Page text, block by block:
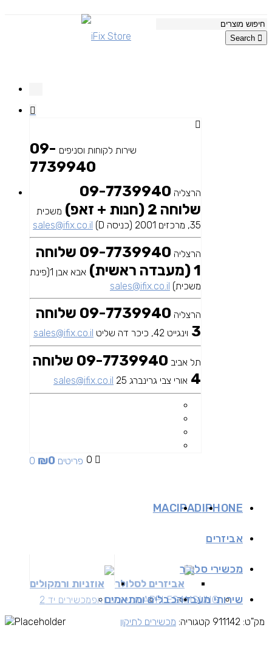
Search
שירות לקוחות וסניפים 09-
7739940
הרצליה 09-7739940
שלוחה 2 (חנות + זאפ)
משכית
35, מרכזים 2001 (כניסה D)
sales@ifix.co.il
הרצליה
09-7739940 שלוחה
1 (מעבדה ראשית)
אבא אבן 1(פינת
משכית) sales@ifix.co.il
הרצליה
09-7739940 שלוחה
3 וינגייט 42, כיכר דה שליט sales@ifix.co.il
תל אביב
09-7739940 שלוחה
4 אורי צבי גרינברג 25 sales@ifix.co.il
0 0 פריטים ₪0
IPHONE
IPAD
MAC
אביזרים
אביזרים לסלולר אוזניות ורמקולים
מכשירי סלולר
SAMSUNG
APPLEמכשירים זאפמכשירים יד 2 שירותי מעבדהכבלים ומתאמים
מק"ט: 911142 קטגוריה: מכשירים לתיקון